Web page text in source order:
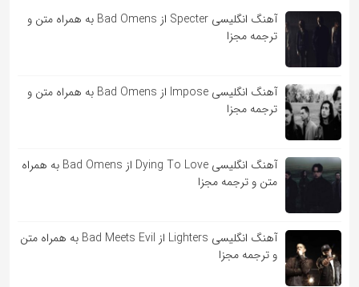
آهنگ انگلیسی Specter از Bad Omens به همراه متن و
ترجمه مجزا
آهنگ انگلیسی Impose از Bad Omens به همراه متن و
ترجمه مجزا
آهنگ انگلیسی Dying To Love از Bad Omens به همراه
متن و ترجمه مجزا
آهنگ انگلیسی Lighters از Bad Meets Evil به همراه متن
و ترجمه مجزا